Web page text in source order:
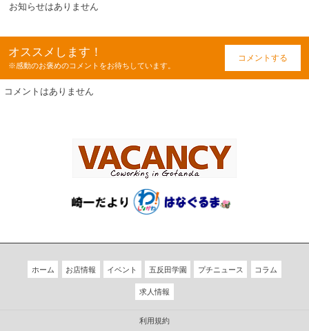
お知らせはありません
オススメします！
※感動のお褒めのコメントをお待ちしています。
コメントする
コメントはありません
ホーム お店情報 イベント 五反田学園 プチニュース コラム
求人情報
利用規約